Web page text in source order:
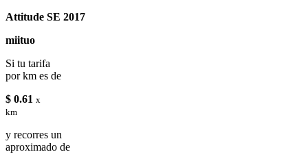
Attitude SE 2017
miituo
Si tu tarifa
por km es de
$ 0.61 x
km
y recorres un
aproximado de